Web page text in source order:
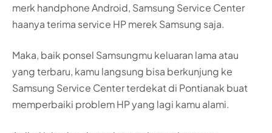
merk handphone Android, Samsung Service Center
haanya terima service HP merek Samsung saja.
Maka, baik ponsel Samsungmu keluaran lama atau
yang terbaru, kamu langsung bisa berkunjung ke
Samsung Service Center terdekat di Pontianak buat
memperbaiki problem HP yang lagi kamu alami.